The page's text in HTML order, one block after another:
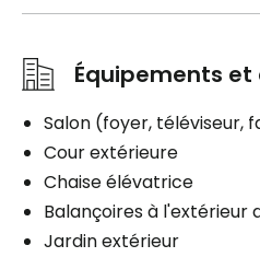
Équipements
Salon (foyer, téléviseur,
Cour extérieure
Chaise élévatrice
Balançoires à l'extérieur
Jardin extérieur